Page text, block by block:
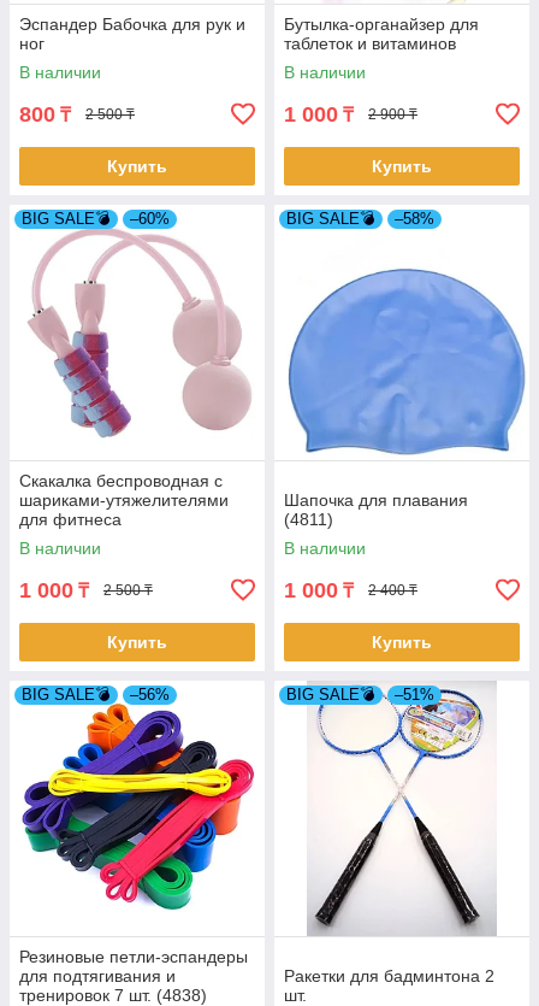
Эспандер Бабочка для рук и
ног
В наличии
800 ₸ 2 500 ₸
Купить
Бутылка-органайзер для
таблеток и витаминов
В наличии
1 000 ₸ 2 900 ₸
Купить
BIG SALE💣 –60%
Скакалка беспроводная с
шариками-утяжелителями
для фитнеса
В наличии
1 000 ₸ 2 500 ₸
Купить
BIG SALE💣 –58%
Шапочка для плавания
(4811)
В наличии
1 000 ₸ 2 400 ₸
Купить
BIG SALE💣 –56%
Резиновые петли-эспандеры
для подтягивания и
тренировок 7 шт. (4838)
BIG SALE💣 –51%
Ракетки для бадминтона 2
шт.